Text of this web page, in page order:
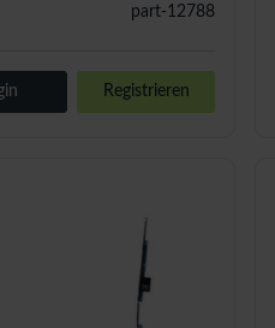
part-12788
Registrieren